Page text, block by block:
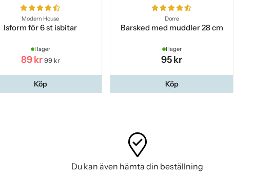
Modern House
Isform för 6 st isbitar
I lager
89 kr 99 kr
Köp
Dorre
Barsked med muddler 28 cm
I lager
95 kr
Köp
Du kan även hämta din beställning